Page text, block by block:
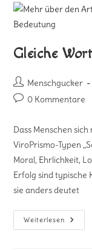
Gleiche
Menschgucker
0 Kommentare
Dass Menschen
ViroPrismo-Typen
Moral, Ehrlichkeit,
Erfolg sind typische
sie anders deutet
Weiterlesen